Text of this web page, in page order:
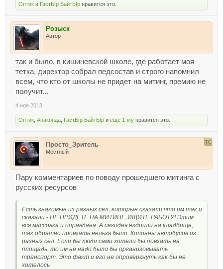
Оптик и ГастЫр БайтЫр нравится это.
Розыск
Автор
так и было, в кишиневской школе, где работает моя
тетка, директор собрал педсостав и строго напомнил
всем, что кто от школы не придет на митинг, премию не
получит...
4 ноя 2013
Оптик Анаконда ГастЫр БайтЫр и ещё 1-му нравится это.
Просто_Зритель
Местный
Пару комментариев по поводу прошедшего митинга с
русских ресурсов
Есть знакомые из разных сёл, которые сказали что им так и
сказали - НЕ ПРИДЁТЕ НА МИТИНГ, ИЩИТЕ РАБОТУ! Этим
вся массовка и оправдана. А сегодня ездиили на кладбище,
так обратно проехать нельзя было. Колонны автобусов из
разных сёл. Если бы люди сами хотели бы поехать на
площадь, то им не надо было бы организовывать
транспорт. Это факт и его не опровергнуть как бы не
хотелось